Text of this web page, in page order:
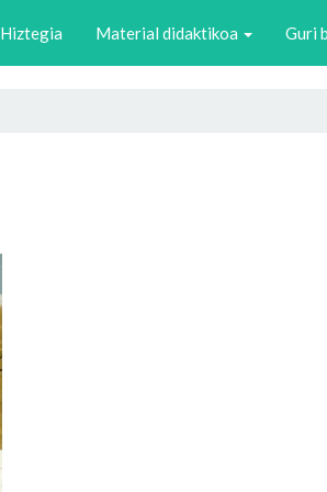
Hiztegia Material didaktikoa Guri